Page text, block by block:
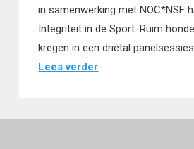
in samenwerking met NOC*NSF
Integriteit in de Sport. Ruim
kregen in een drietal
Lees verder